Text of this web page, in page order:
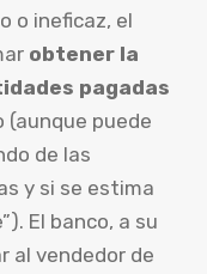
o ineficaz, el
obtener la
pagadas
(aunque puede
de las
y si se estima
El banco, a su
al vendedor de